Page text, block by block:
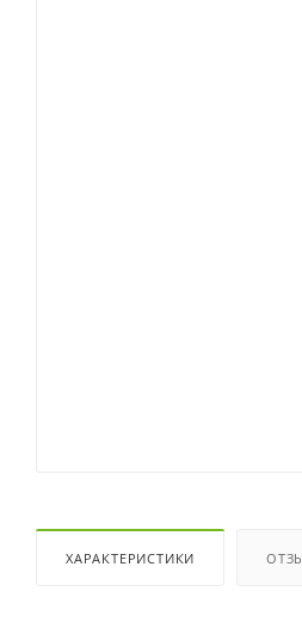
ХАРАКТЕРИСТИКИ